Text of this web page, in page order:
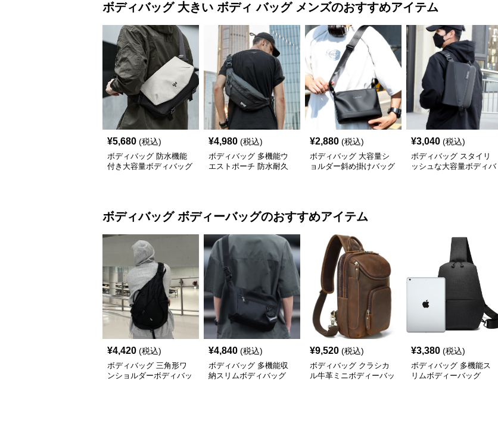
ボディバッグ 大きい ボディ バッグ メンズのおすすめアイテム
¥5,680 (税込)
ボディバッグ 防水機能
付き大容量ボディバッグ
¥4,980 (税込)
ボディバッグ 多機能ウ
エストポーチ 防水耐久
¥2,880 (税込)
ボディバッグ 大容量シ
ョルダー斜め掛けバッグ
¥3,040 (税込)
ボディバッグ スタイリ
ッシュな大容量ボディバ
ボディバッグ ボディーバッグのおすすめアイテム
¥4,420 (税込)
ボディバッグ 三角形ワ
ンショルダーボディバッ
¥4,840 (税込)
ボディバッグ 多機能収
納スリムボディバッグ
¥9,520 (税込)
ボディバッグ クラシカ
ル牛革ミニボディーバッ
¥3,380 (税込)
ボディバッグ 多機能ス
リムボディーバッグ